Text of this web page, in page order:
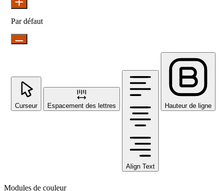
Par défaut
Curseur Espacement des lettres
Align Text
Hauteur de ligne
Modules de couleur